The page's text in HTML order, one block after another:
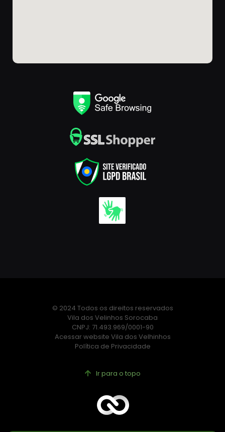
© 2024 Todos os direitos reservados
Vila dos Velinhos Sorocaba
CNPJ: 71.493.969/0001-90
Acessar website Vila dos Velhinhos
Política de Privacidade
Ir para o topo